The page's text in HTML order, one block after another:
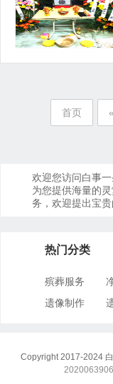
首页 «
欢迎您访问白事
为您提供海量的
务，欢迎提出宝
热门分类
殡葬服务
遗像制作
Copyright 2017-2024